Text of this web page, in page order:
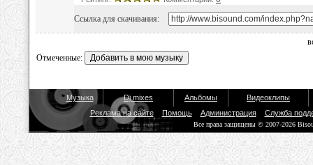
Ссылка для скачивания:
Отмеченные:
Музыка Dj mixes Альбомы
Видеоклипы
Реклама на сайте
Помощь Администрация Служба
Все права защищены © 2007-2026